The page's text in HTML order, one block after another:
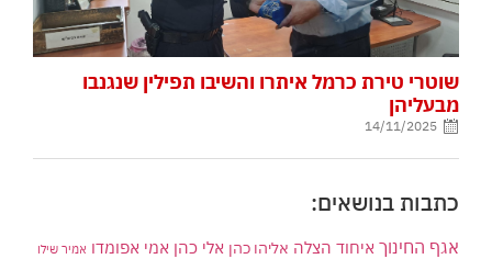
שוטרי טירת כרמל איתרו והשיבו תפילין שנגנבו
מבעליהן
14/11/2025
כתבות בנושאים:
אגף החינוך איחוד הצלה אליהו כהן אלי כהן אמי אפומדו אמיר שילו